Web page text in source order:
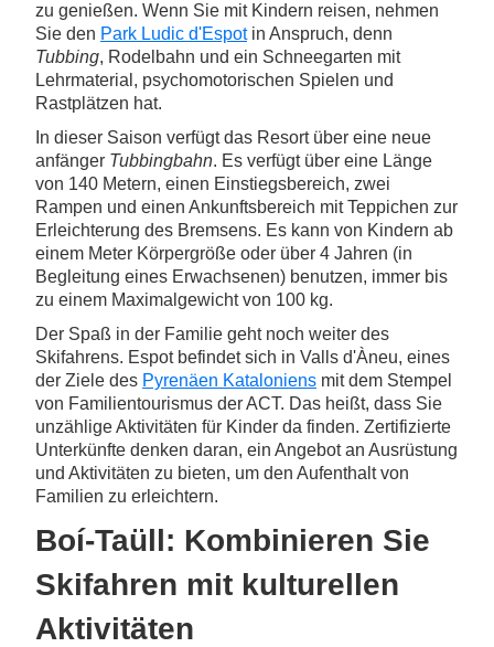
zu genießen. Wenn Sie mit Kindern reisen, nehmen
Sie den Park Ludic d'Espotin Anspruch, denn
Tubbing, Rodelbahn und ein Schneegarten mit
Lehrmaterial, psychomotorischen Spielen und
Rastplätzen hat.
In dieser Saison verfügt das Resort über eine neue
anfänger Tubbingbahn. Es verfügt über eine Länge
von 140 Metern, einen Einstiegsbereich, zwei
Rampen und einen Ankunftsbereich mit Teppichen zur
Erleichterung des Bremsens. Es kann von Kindern ab
einem Meter Körpergröße oder über 4 Jahren (in
Begleitung eines Erwachsenen) benutzen, immer bis
zu einem Maximalgewicht von 100 kg.
Der Spaß in der Familie geht noch weiter des
Skifahrens. Espot befindet sich in Valls d'Àneu, eines
der Ziele des Pyrenäen Kataloniens mit dem Stempel
von Familientourismus der ACT. Das heißt, dass Sie
unzählige Aktivitäten für Kinder da finden. Zertifizierte
Unterkünfte denken daran, ein Angebot an Ausrüstung
und Aktivitäten zu bieten, um den Aufenthalt von
Familien zu erleichtern.
Boí-Taüll: Kombinieren Sie
Skifahren mit kulturellen
Aktivitäten